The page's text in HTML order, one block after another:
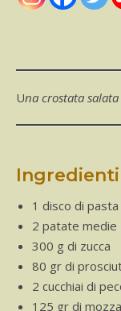
Una crostata
1 disco di
2 patate medie
300 g di zucca
80 gr di
2 cucchiai di
125 gr di